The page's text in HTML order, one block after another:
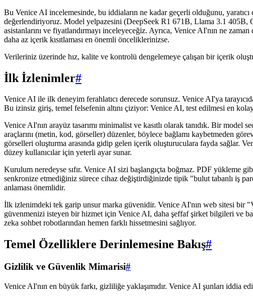
Bu Venice AI incelemesinde, bu iddiaların ne kadar geçerli olduğunu,
değerlendiriyoruz. Model yelpazesini (DeepSeek R1 671B, Llama 3.1
asistanlarını ve fiyatlandırmayı inceleyeceğiz. Ayrıca, Venice AI'nın ne
daha az içerik kısıtlaması en önemli önceliklerinizse.
Verileriniz üzerinde hız, kalite ve kontrolü dengelemeye çalışan bir içerik
İlk İzlenimler#
Venice AI ile ilk deneyim ferahlatıcı derecede sorunsuz. Venice AI'ya
Bu izinsiz giriş, temel felsefenin altını çiziyor: Venice AI, test edilmesi en
Venice AI'nın arayüz tasarımı minimalist ve kasıtlı olarak tanıdık. Bir
araçlarını (metin, kod, görseller) düzenler, böylece bağlamı kaybetmeden
görselleri oluşturma arasında gidip gelen içerik oluşturuculara fayda sağlar.
düzey kullanıcılar için yeterli ayar sunar.
Kurulum neredeyse sıfır. Venice AI sizi başlangıçta boğmaz. PDF yükleme
senkronize etmediğiniz sürece cihaz değiştirdiğinizde tipik "bulut tabanlı iş
anlaması önemlidir.
İlk izlenimdeki tek garip unsur marka güvenidir. Venice AI'nın web sitesi bir
güvenmenizi isteyen bir hizmet için Venice AI, daha şeffaf şirket bilgileri ve
zeka sohbet robotlarından hemen farklı hissetmesini sağlıyor.
Temel Özelliklere Derinlemesine Bakış#
Gizlilik ve Güvenlik Mimarisi#
Venice AI'nın en büyük farkı, gizliliğe yaklaşımıdır. Venice AI şunları iddia